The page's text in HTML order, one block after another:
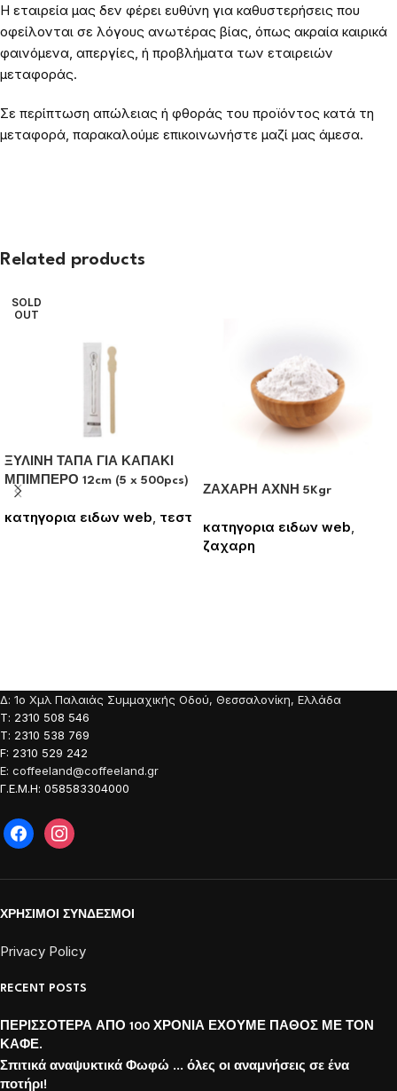
Η εταιρεία μας δεν φέρει ευθύνη για καθυστερήσεις που
οφείλονται σε λόγους ανωτέρας βίας, όπως ακραία καιρικά
φαινόμενα, απεργίες, ή προβλήματα των εταιρειών
μεταφοράς.
Σε περίπτωση απώλειας ή φθοράς του προϊόντος κατά τη
μεταφορά, παρακαλούμε επικοινωνήστε μαζί μας άμεσα.
Related products
SOLD
OUT
ΞΥΛΙΝΗ ΤΑΠΑ ΓΙΑ ΚΑΠΑΚΙ
ΜΠΙΜΠΕΡΟ 12cm (5 x 500pcs)
κατηγορια ειδων web, τεστ
ΖΑΧΑΡΗ ΑΧΝΗ 5Kgr
κατηγορια ειδων web
ζαχαρη
Δ: 1o Χμλ Παλαιάς Συμμαχικής Οδού, Θεσσαλονίκη, Ελλάδα
Τ: 2310 508 546
Τ: 2310 538 769
F: 2310 529 242
E: coffeeland@coffeeland.gr
Γ.Ε.Μ.Η: 058583304000
ΧΡΗΣΙΜΟΙ ΣΥΝΔΕΣΜΟΙ
Privacy Policy
RECENT POSTS
ΠΕΡΙΣΣΟΤΕΡΑ ΑΠΟ 100 ΧΡΟΝΙΑ ΕΧΟΥΜΕ ΠΑΘΟΣ ΜΕ ΤΟΝ
ΚΑΦΕ.
Σπιτικά αναψυκτικά Φωφώ … όλες οι αναμνήσεις σε ένα
ποτήρι!